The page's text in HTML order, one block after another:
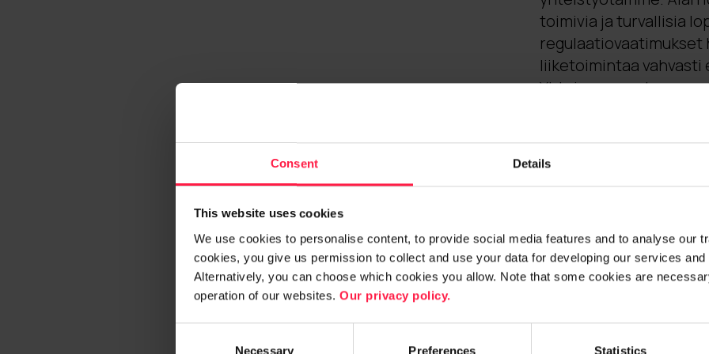
Consent Details
This website uses cookies
We use cookies to personalise content, to provide social media features and to analyse our
cookies, you give us permission to collect and use your data for developing our services
Alternatively, you can choose which cookies you allow. Note that some cookies are
operation of our websites. Our privacy policy.
Necessary Preferences Statistics
toimivia ja turvallisia
regulaatiovaatimukset
liiketoimintaa vahvasti
Yhteinen suuntamme
Lisätietoja:
Digia Oyj
p. 040 750 7777,